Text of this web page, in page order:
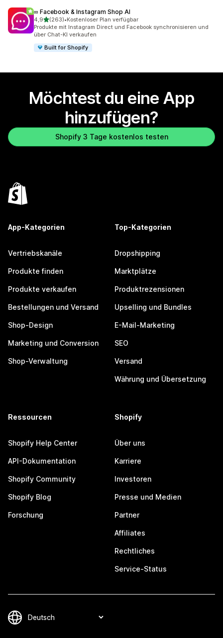
∞ Facebook & Instagram Shop AI
4,9von 5 Sternen
(263)
263 Rezensionen insgesamt
•Kostenloser Plan verfügbar
Produkte mit Instagram Direct und Facebook synchronisieren und
über Chat-KI verkaufen
Built for Shopify
Möchtest du eine App
hinzufügen?
Shopify 3 Tage kostenlos testen
App-Kategorien
Vertriebskanäle
Produkte finden
Produkte verkaufen
Bestellungen und Versand
Shop-Design
Marketing und Conversion
Shop-Verwaltung
Top-Kategorien
Dropshipping
Marktplätze
Produktrezensionen
Upselling und Bundles
E-Mail-Marketing
SEO
Versand
Währung und Übersetzung
Ressourcen
Shopify Help Center
API-Dokumentation
Shopify Community
Shopify Blog
Forschung
Shopify
Über uns
Karriere
Investoren
Presse und Medien
Partner
Affiliates
Rechtliches
Service-Status